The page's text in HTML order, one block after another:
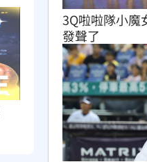
3Q啦啦隊小魔
發聲了